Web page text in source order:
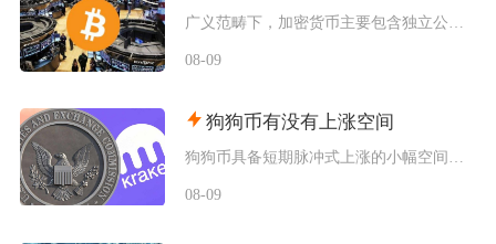
08-09
狗狗币有没有上涨空间
08-09